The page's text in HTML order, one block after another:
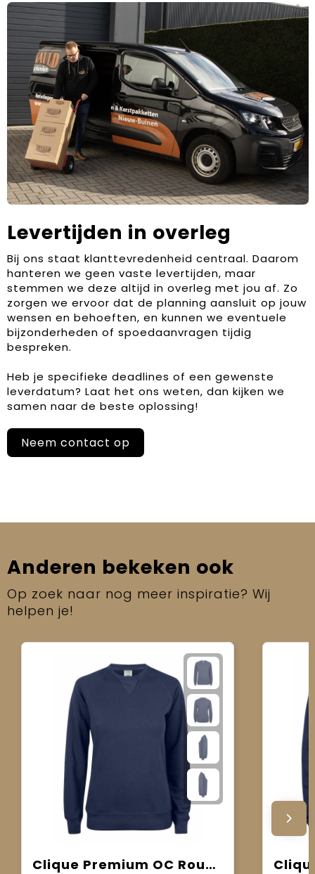
Levertijden in overleg
Bij ons staat klanttevredenheid centraal. Daarom
hanteren we geen vaste levertijden, maar
stemmen we deze altijd in overleg met jou af. Zo
zorgen we ervoor dat de planning aansluit op jouw
wensen en behoeften, en kunnen we eventuele
bijzonderheden of spoedaanvragen tijdig
bespreken.
Heb je specifieke deadlines of een gewenste
leverdatum? Laat het ons weten, dan kijken we
samen naar de beste oplossing!
Neem contact op
Anderen bekeken ook
Op zoek naar nog meer inspiratie? Wij
helpen je!
Clique Premium OC Roundneck Women